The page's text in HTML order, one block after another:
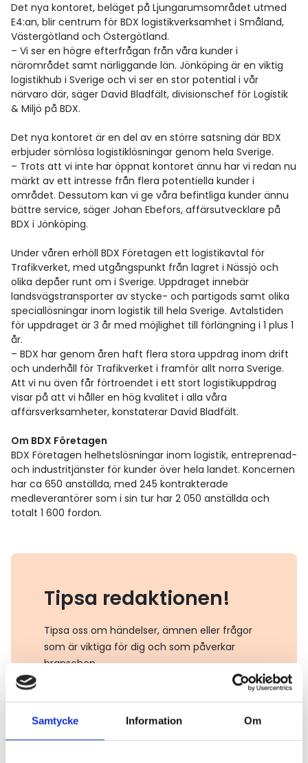
Samtycke Information Om
Det nya kontoret, beläget på Ljungarumsområdet utmed
E4:an, blir centrum för BDX logistikverksamhet i Småland,
Västergötland och Östergötland.
– Vi ser en högre efterfrågan från våra kunder i
närområdet samt närliggande län. Jönköping är en viktig
logistikhub i Sverige och vi ser en stor potential i vår
närvaro där, säger David Bladfält, divisionschef för Logistik
& Miljö på BDX.
Det nya kontoret är en del av en större satsning där BDX
erbjuder sömlösa logistiklösningar genom hela Sverige.
– Trots att vi inte har öppnat kontoret ännu har vi redan nu
märkt av ett intresse från flera potentiella kunder i
området. Dessutom kan vi ge våra befintliga kunder ännu
bättre service, säger Johan Ebefors, affärsutvecklare på
BDX i Jönköping.
Under våren erhöll BDX Företagen ett logistikavtal för
Trafikverket, med utgångspunkt från lagret i Nässjö och
olika depåer runt om i Sverige. Uppdraget innebär
landsvägstransporter av stycke- och partigods samt olika
speciallösningar inom logistik till hela Sverige. Avtalstiden
för uppdraget är 3 år med möjlighet till förlängning i 1 plus 1
år.
– BDX har genom åren haft flera stora uppdrag inom drift
och underhåll för Trafikverket i framför allt norra Sverige.
Att vi nu även får förtroendet i ett stort logistikuppdrag
visar på att vi håller en hög kvalitet i alla våra
affärsverksamheter, konstaterar David Bladfält.
Om BDX Företagen
BDX Företagen helhetslösningar inom logistik, entreprenad-
och industritjänster för kunder över hela landet. Koncernen
har ca 650 anställda, med 245 kontrakterade
medleverantörer som i sin tur har 2 050 anställda och
totalt 1 600 fordon.
Tipsa redaktionen!
Tipsa oss om händelser, ämnen eller frågor
som är viktiga för dig och som påverkar
branschen.
Mejla oss